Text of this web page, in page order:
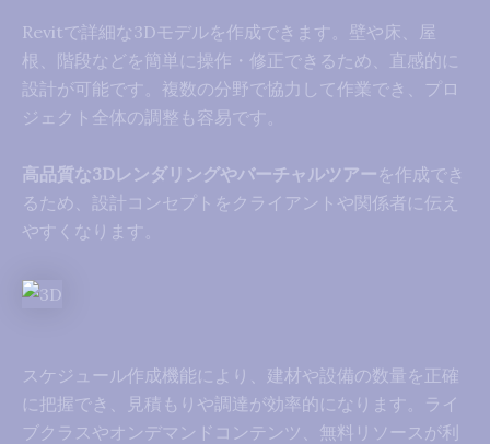
Revitで詳細な3Dモデルを作成できます。壁や床、屋
根、階段などを簡単に操作・修正できるため、直感的に
設計が可能です。複数の分野で協力して作業でき、プロ
ジェクト全体の調整も容易です。
高品質な3Dレンダリングやバーチャルツアーを作成でき
るため、設計コンセプトをクライアントや関係者に伝え
やすくなります。
スケジュール作成機能により、建材や設備の数量を正確
に把握でき、見積もりや調達が効率的になります。ライ
ブクラスやオンデマンドコンテンツ、無料リソースが利